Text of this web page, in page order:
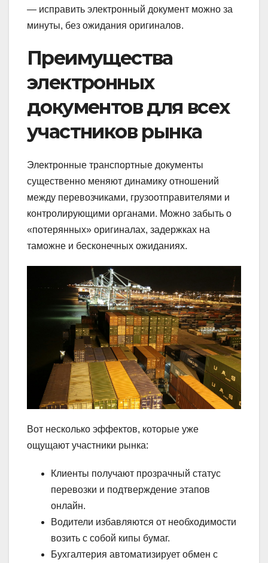
— исправить электронный документ можно за
минуты, без ожидания оригиналов.
Преимущества
электронных
документов для всех
участников рынка
Электронные транспортные документы
существенно меняют динамику отношений
между перевозчиками, грузоотправителями и
контролирующими органами. Можно забыть о
«потерянных» оригиналах, задержках на
таможне и бесконечных ожиданиях.
Вот несколько эффектов, которые уже
ощущают участники рынка:
Клиенты получают прозрачный статус
перевозки и подтверждение этапов
онлайн.
Водители избавляются от необходимости
возить с собой кипы бумаг.
Бухгалтерия автоматизирует обмен с